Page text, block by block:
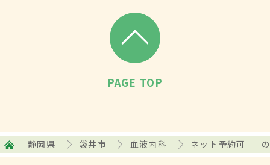
PAGE TOP
静岡県 袋井市 血液内科 ネット予約可